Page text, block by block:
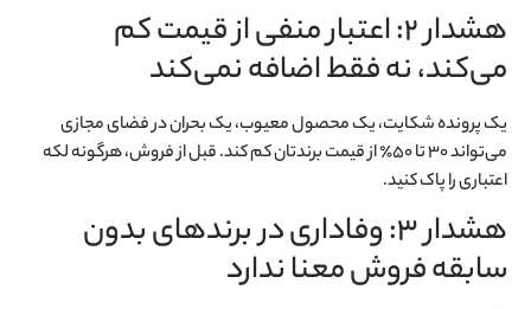
هشدار ۲: اعتبار منفی از قیمت کم
می‌کند، نه فقط اضافه نمی‌کند
یک پرونده شکایت، یک محصول معیوب، یک بحران در فضای مجازی
می‌تواند ۳۰ تا ۵۰٪ از قیمت برندتان کم کند. قبل از فروش، هرگونه لکه
اعتباری را پاک کنید.
هشدار ۳: وفاداری در برندهای بدون
سابقه فروش معنا ندارد